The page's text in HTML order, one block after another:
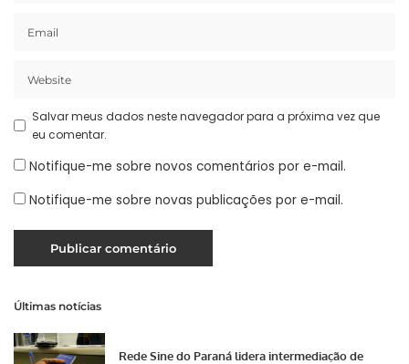
Salvar meus dados neste navegador para a próxima vez que
eu comentar.
Notifique-me sobre novos comentários por e-mail.
Notifique-me sobre novas publicações por e-mail.
Últimas notícias
Rede Sine do Paraná lidera intermediação de